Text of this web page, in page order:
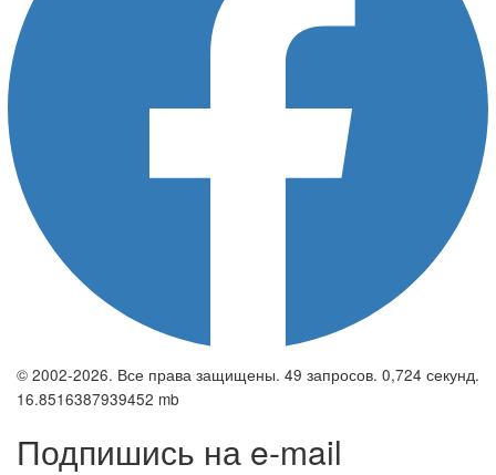
© 2002-2026. Все права защищены. 49 запросов. 0,724 секунд.
16.8516387939452 mb
Подпишись на e-mail